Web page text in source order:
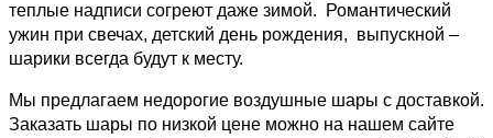
теплые надписи согреют даже зимой.  Романтический
ужин при свечах, детский день рождения,  выпускной –
шарики всегда будут к месту.
Мы предлагаем недорогие воздушные шары с доставкой.
Заказать шары по низкой цене можно на нашем сайте